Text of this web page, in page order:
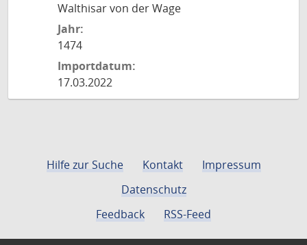
Walthisar von der Wage
Jahr:
1474
Importdatum:
17.03.2022
Hilfe zur Suche Kontakt
Impressum
Datenschutz
Feedback
RSS-Feed